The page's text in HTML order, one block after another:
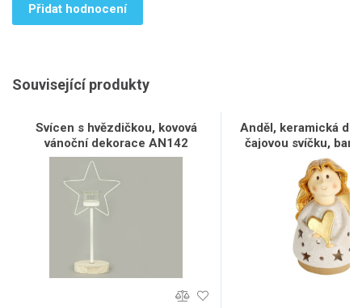
Přidat hodnocení
Související produkty
Svícen s hvězdičkou, kovová
vánoční dekorace AN142
Anděl, keramická
čajovou svíčku,
KEK9145